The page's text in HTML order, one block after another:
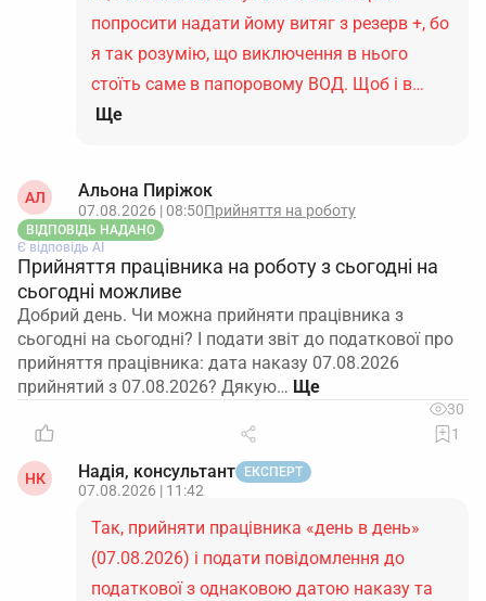
попросити надати йому витяг з резерв +, бо
я так розумію, що виключення в нього
стоїть саме в папоровому ВОД. Щоб і в…
Ще
АЛ Альона Пиріжок
07.08.2026 | 08:50Прийняття на роботу
ВІДПОВІДЬ НАДАНО
Є відповідь АІ
Прийняття працівника на роботу з сьогодні на
сьогодні можливе
Добрий день. Чи можна прийняти працівника з
сьогодні на сьогодні? І подати звіт до податкової про
прийняття працівника: дата наказу 07.08.2026
прийнятий з 07.08.2026? Дякую…
30
1
НК Надія, консультант ЕКСПЕРТ
07.08.2026 | 11:42
Так, прийняти працівника «день в день»
(07.08.2026) і подати повідомлення до
податкової з однаковою датою наказу та